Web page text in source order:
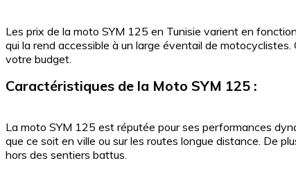
Les prix de la moto SYM 125 en Tunisie varient en
qui la rend accessible à un large éventail de
votre budget.
Caractéristiques de la Moto SYM 125 :
La moto SYM 125 est réputée pour ses performances
que ce soit en ville ou sur les routes longue distance. De
hors des sentiers battus.